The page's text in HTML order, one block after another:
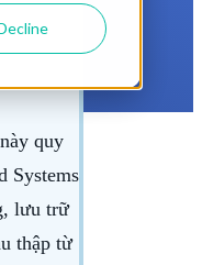
quy
Systems
lưu trữ
thập từ